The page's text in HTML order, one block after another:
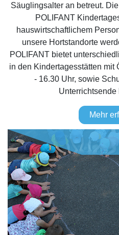
Säuglingsalter an betreut.
POLIFANT
hauswirtschaftlichem
unsere Hortstandorte
POLIFANT bietet
in den Kindertagesstätten mit
- 16.30 Uhr, sowie
Unterrichtsende
Mehr